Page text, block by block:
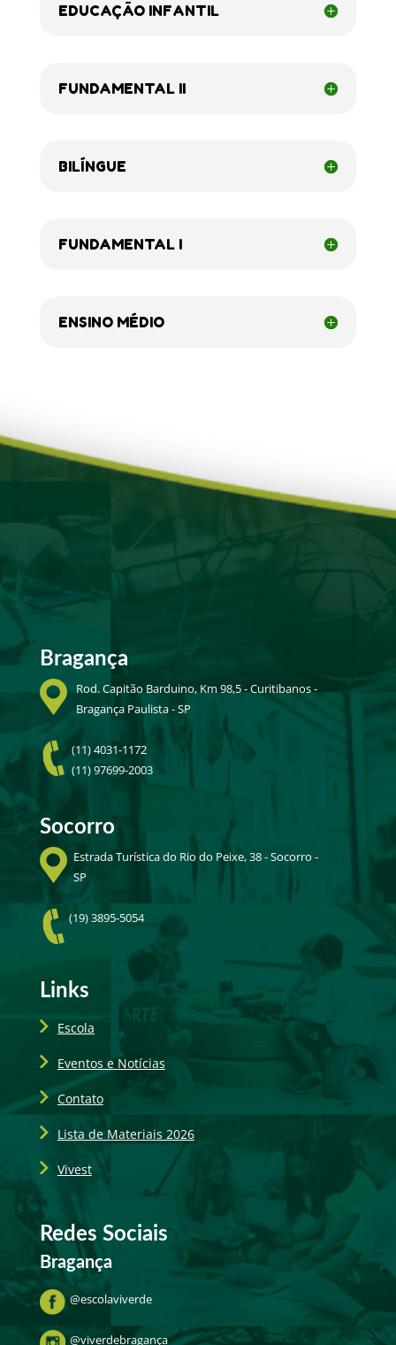
EDUCAÇÃO INFANTIL
FUNDAMENTAL II
BILÍNGUE
FUNDAMENTAL I
ENSINO MÉDIO
Bragança
Rod. Capitão Barduino, Km 98,5 - Curitibanos -
Bragança Paulista - SP
(11) 4031-1172
(11) 97699-2003
Socorro
Estrada Turística do Rio do Peixe, 38 - Socorro -
SP
(19) 3895-5054
Links
Escola
Eventos e Notícias
Contato
Lista de Materiais 2026
Vivest
Redes Sociais
Bragança
@escolaviverde
@viverdebragança